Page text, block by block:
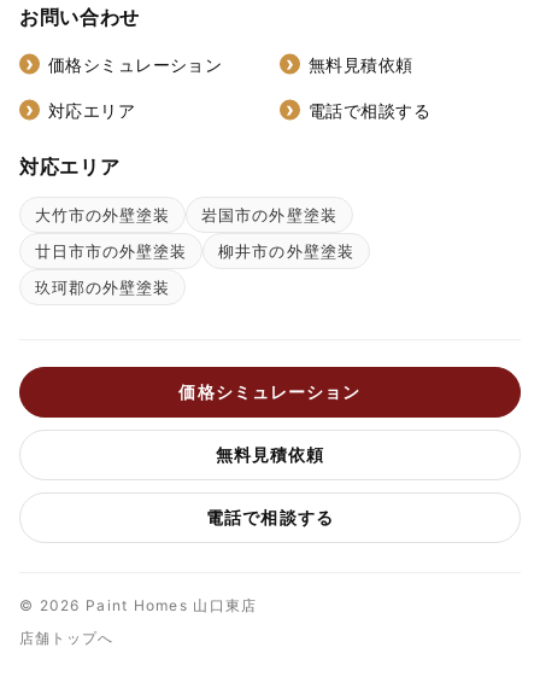
お問い合わせ
価格シミュレーション 無料見積依頼
対応エリア 電話で相談する
対応エリア
大竹市の外壁塗装
岩国市の外壁塗装
廿日市市の外壁塗装
柳井市の外壁塗装
玖珂郡の外壁塗装
価格シミュレーション
無料見積依頼
電話で相談する
© 2026 Paint Homes 山口東店
店舗トップへ